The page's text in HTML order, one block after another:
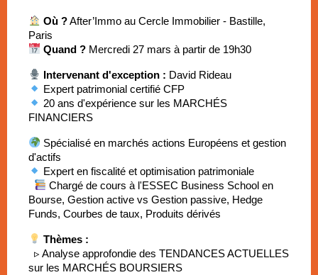
Où ? After’Immo au Cercle Immobilier - Bastille,
Paris
Quand ? Mercredi 27 mars à partir de 19h30
Intervenant d'exception : David Rideau
Expert patrimonial certifié CFP
20 ans d'expérience sur les MARCHÉS
FINANCIERS
Spécialisé en marchés actions Européens et gestion
d'actifs
Expert en fiscalité et optimisation patrimoniale
Chargé de cours à l'ESSEC Business School en
Bourse, Gestion active vs Gestion passive, Hedge
Funds, Courbes de taux, Produits dérivés
Thèmes :
▹ Analyse approfondie des TENDANCES ACTUELLES
sur les MARCHÉS BOURSIERS